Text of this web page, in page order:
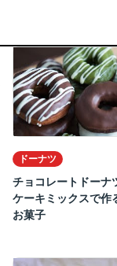
ドーナツ
チョコレートドーナ
ケーキミックスで作
お菓子